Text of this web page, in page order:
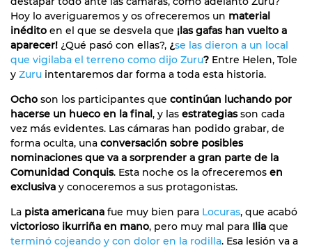
Hoy lo averiguaremos y os ofreceremos un material
inédito en el que se desvela que ¡las gafas han vuelto a
aparecer! ¿Qué pasó con ellas?, ¿se las dieron a un local
que vigilaba el terreno como dijo Zuru? Entre Helen, Tole
y Zuru intentaremos dar forma a toda esta historia.
Ocho son los participantes que continúan luchando por
hacerse un hueco en la final, y las estrategiasson cada
vez más evidentes. Las cámaras han podido grabar, de
forma oculta, una conversación sobre posibles
nominaciones que va a sorprender a gran parte de la
Comunidad Conquis. Esta noche os la ofreceremos en
exclusiva y conoceremos a sus protagonistas.
La pista americana fue muy bien para Locuras, que acabó
victorioso ikurriña en mano, pero muy mal para Ilia que
terminó cojeando y con dolor en la rodilla. Esa lesión va a